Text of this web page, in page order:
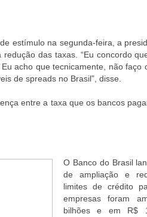
estímulo na segunda-feira, a
das taxas. “Eu concordo
acho que tecnicamente, não faço
de spreads no Brasil”, disse.
entre a taxa que os bancos
O Banco do Brasil
de ampliação e
limites de crédito
empresas foram
bilhões e em R$